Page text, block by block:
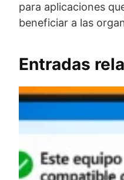
para aplicaciones
beneficiar a las
Entradas